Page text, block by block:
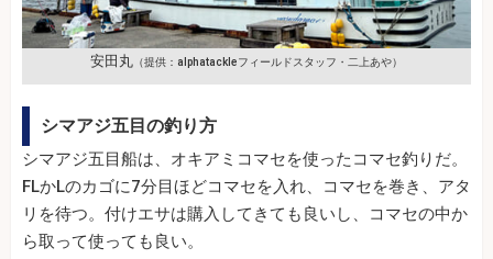
安田丸 （提供：alphatackleフィールドスタッフ・二上あや）
シマアジ五目の釣り方
シマアジ五目船は、オキアミコマセを使ったコマセ釣りだ。
FLかLのカゴに7分目ほどコマセを入れ、コマセを巻き、アタ
リを待つ。付けエサは購入してきても良いし、コマセの中か
ら取って使っても良い。